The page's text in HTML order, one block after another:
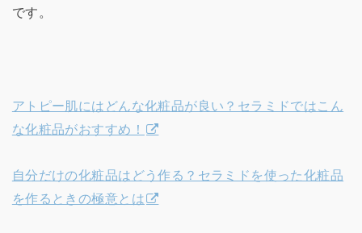
です。
アトピー肌にはどんな化粧品が良い？セラミドではこん
な化粧品がおすすめ！
自分だけの化粧品はどう作る？セラミドを使った化粧品
を作るときの極意とは